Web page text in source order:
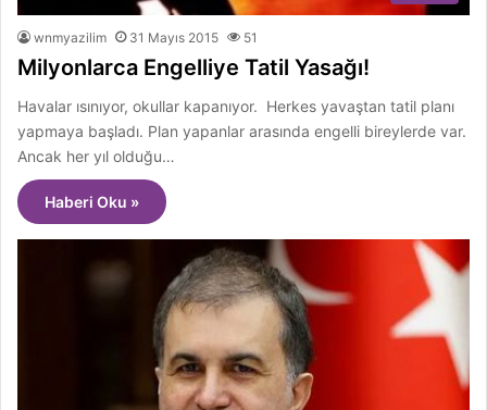
wnmyazilim 31 Mayıs 2015 51
Milyonlarca Engelliye Tatil Yasağı!
Havalar ısınıyor, okullar kapanıyor. Herkes yavaştan tatil planı
yapmaya başladı. Plan yapanlar arasında engelli bireylerde var.
Ancak her yıl olduğu…
Haberi Oku »